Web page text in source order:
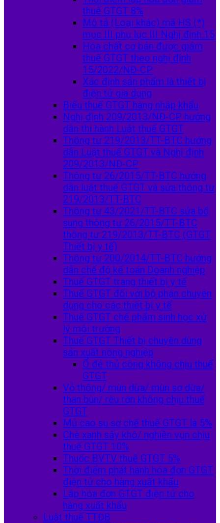
thuế GTGT 8%
Mô tả (Loại khác) mã HS (*)
mục III phụ lục III Nghị định 15
Hóa chất cơ bản được giảm
thuế GTGT theo nghị định
15/2022/NĐ-CP
Xác định sản phẩm là thiết bị
điện tử gia dụng
Biểu thuế GTGT hàng nhập khẩu
Nghị định 209/2013/NĐ-CP hướng
dẫn thi hành Luật thuế GTGT
Thông tư 219/2013/TT-BTC hướng
dẫn Luật thuế GTGT và Nghị định
209/2013/NĐ-CP
Thông tư 26/2015/TT-BTC hướng
dẫn luật thuế GTGT và sửa thông tư
219/2013/TT-BTC
Thông tư 43/2021/TT-BTC sửa bổ
sung thông tư 26/2015/TT-BTC
thông tư 219/2013/TT-BTC (GTGT
Thiết bị y tế)
Thông tư 200/2014/TT-BTC hướng
dẫn chế độ kế toán Doanh nghiệp
Thuế GTGT trang thiết bị y tế
Thuế GTGT đối với bộ phận chuyên
dụng cho các thiết bị y tế
Thuế GTGT chế phẩm sinh học xử
lý môi trường
Thuế GTGT Thiết bị chuyên dùng
sản xuất nông nghiệp
Ổ đẻ thủ công không chịu thuế
GTGT
Vỏ thông/ mùn dừa/ mùn sơ dừa/
than bùn/ rêu rớn không chịu thuế
GTGT
Mủ cao su sơ chế thuế GTGT là 5%
Chè xanh sấy khô/ nghiền vụn chịu
thuế GTGT 10%
Thuốc BVTV thuế GTGT 5%
Thời điểm phát hành hóa đơn GTGT
điện tử cho hàng xuất khẩu
Lập hóa đơn GTGT điện tử cho
hàng xuất khẩu
Luật thuế TTĐB